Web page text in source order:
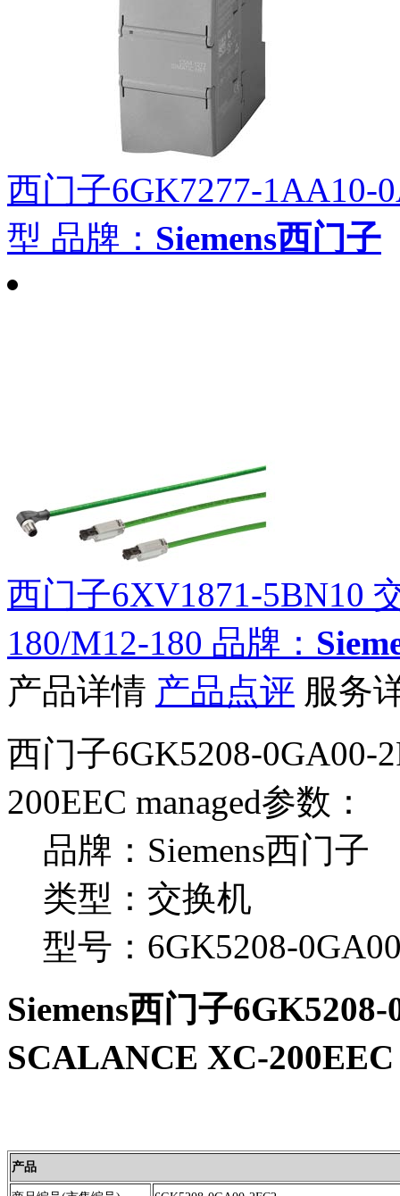
西门子6GK7277-1AA10-
型 品牌： Siemens西门子
西门子6XV1871-5BN10
180/M12-180 品牌：
产品详情 产品点评 服务
西门子6GK5208-0GA00-
200EEC managed参数：
品牌：Siemens西门子
类型：交换机
型号：6GK5208-
Siemens西门子
SCALANCE XC-200EEC
产品